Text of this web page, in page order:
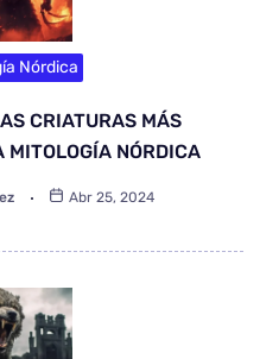
Nórdica
CRIATURAS MÁS
MITOLOGÍA NÓRDICA
Abr 25, 2024